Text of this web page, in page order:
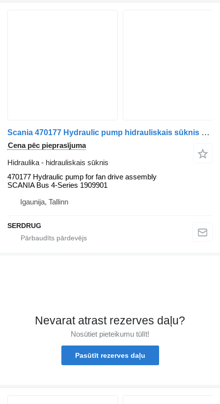
Scania 470177 Hydraulic pump hidrauliskais sūknis paredzēts Scania 094/ Volvo B 12 autobusa
Cena pēc pieprasījuma
Hidraulika - hidrauliskais sūknis
470177 Hydraulic pump for fan drive assembly
SCANIA Bus 4-Series 1909901
Igaunija, Tallinn
SERDRUG
Nevarat atrast rezerves daļu?
Nosūtiet pieteikumu tūlīt!
Pasūtīt rezerves daļu